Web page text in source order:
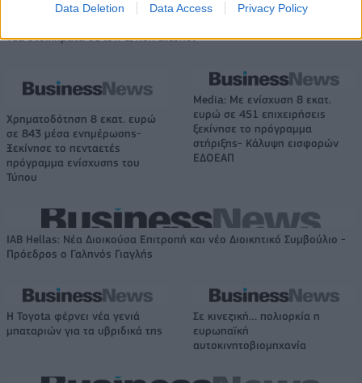
Data Deletion Data Access Privacy Policy
νέα στοιχήματα σε low & non alcohol
Χρηματοδότηση 8 εκατ. ευρώ
σε 843 μέσα ενημέρωσης-
Ξεκίνησε το πενταετές
πρόγραμμα ενίσχυσης του
Τύπου
Media: Με ενίσχυση 8 εκατ.
ευρώ σε 451 επιχειρήσεις
ξεκίνησε το πρόγραμμα
στήριξης- Κάλυψη εισφορών
ΕΔΟΕΑΠ
IAB Hellas: Νέα Διοικούσα Επιτροπή και νέο Διοικητικό Συμβούλιο -
Πρόεδρος ο Γαληνός Γιαγλής
Η Toyota φέρνει νέα γενιά
μπαταριών για τα υβριδικά της
Σε κινεζική… πολιορκία η
ευρωπαϊκή
αυτοκινητοβιομηχανία